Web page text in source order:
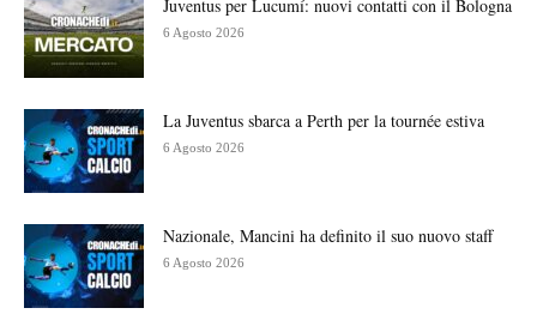
Juventus per Lucumí: nuovi contatti con il Bologna
6 Agosto 2026
La Juventus sbarca a Perth per la tournée estiva
6 Agosto 2026
Nazionale, Mancini ha definito il suo nuovo staff
6 Agosto 2026